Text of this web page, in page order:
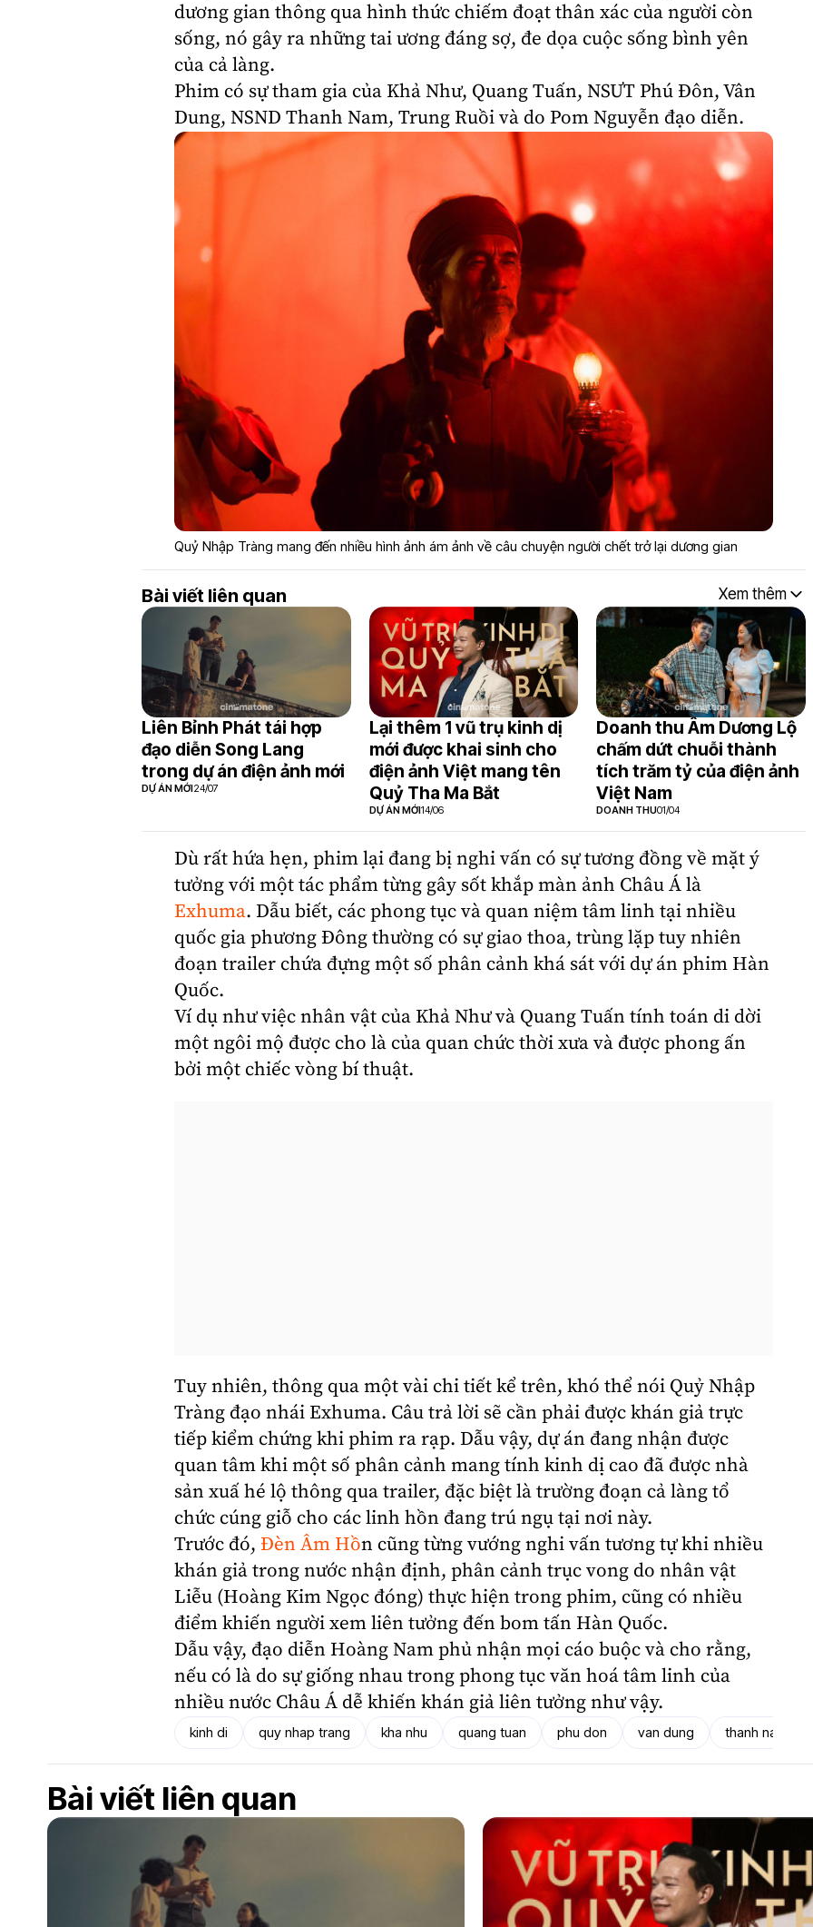
dương gian thông qua hình thức chiếm đoạt thân xác của người còn
sống, nó gây ra những tai ương đáng sợ, đe dọa cuộc sống bình yên
của cả làng.
Phim có sự tham gia của Khả Như, Quang Tuấn, NSƯT Phú Đôn,Vân
Dung, NSND Thanh Nam, Trung Ruồivà do Pom Nguyễn đạo diễn.
Quỷ Nhập Tràng mang đến nhiều hình ảnh ám ảnh về câu chuyện người chết trở lại dương gian
Bài viết liên quan Xem thêm
Liên Bỉnh Phát tái hợp
đạo diễn Song Lang
trong dự án điện ảnh mới
DỰ ÁN MỚI24/07
Lại thêm 1 vũ trụ kinh dị
mới được khai sinh cho
điện ảnh Việt mang tên
Quỷ Tha Ma Bắt
DỰ ÁN MỚI14/06
Doanh thu Âm Dương Lộ
chấm dứt chuỗi thành
tích trăm tỷ của điện ảnh
Việt Nam
DOANH THU01/04
Dù rất hứa hẹn, phim lại đang bị nghi vấn có sự tương đồng về mặt ý
tưởng với một tác phẩm từng gây sốt khắp màn ảnh Châu Á là
Exhuma. Dẫu biết, các phong tục và quan niệm tâm linh tại nhiều
quốc gia phương Đông thường có sự giao thoa, trùng lặp tuy nhiên
đoạn trailer chứa đựng một số phân cảnh khá sát với dự án phim Hàn
Quốc.
Ví dụ như việc nhân vật của Khả Như và Quang Tuấn tính toán di dời
một ngôi mộ được cho là của quan chức thời xưa và được phong ấn
bởi một chiếc vòng bí thuật.
Tuy nhiên, thông qua một vài chi tiết kể trên, khó thể nói Quỷ Nhập
Tràng đạo nhái Exhuma. Câu trả lời sẽ cần phải được khán giả trực
tiếp kiểm chứng khi phim ra rạp. Dẫu vậy, dự án đang nhận được
quan tâm khi một số phân cảnh mang tính kinh dị cao đã được nhà
sản xuấ hé lộ thông qua trailer, đặc biệt là trường đoạn cả làng tổ
chức cúng giỗ cho các linh hồn đang trú ngụ tại nơi này.
Trước đó, Đèn Âm Hồn cũng từng vướng nghi vấn tương tự khi nhiều
khán giảtrong nướcnhận định, phân cảnh trục vong do nhân vật
Liễu (Hoàng Kim Ngọc đóng) thực hiện trong phim, cũng có nhiều
điểm khiến người xem liên tưởng đến bom tấn Hàn Quốc.
Dẫu vậy, đạo diễn Hoàng Nam phủ nhận mọi cáo buộc và cho rằng,
nếu có là do sự giống nhau trong phong tục văn hoá tâm linh của
nhiều nước Châu Á dễ khiến khán giả liên tưởng như vậy.
kinh di quy nhap trang kha nhu quang tuan phu don van dung thanh nam
Bài viết liên quan